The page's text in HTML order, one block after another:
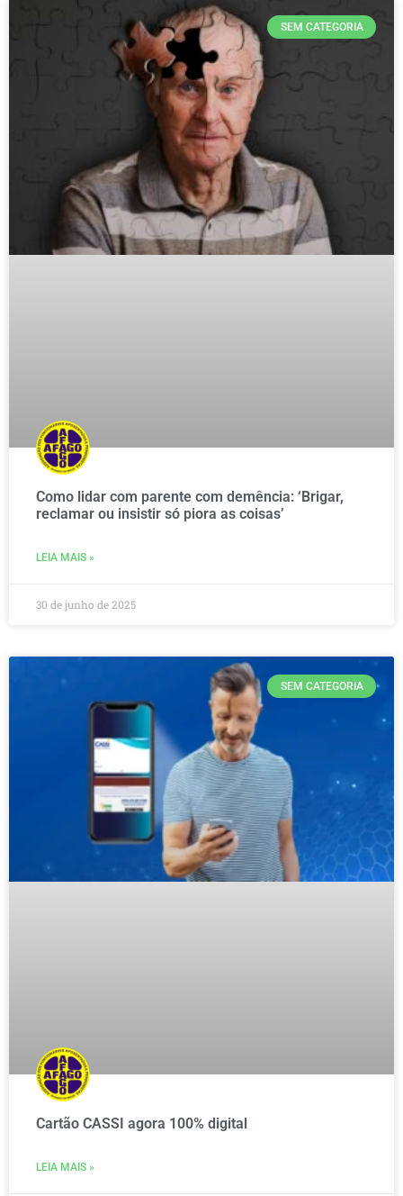
SEM CATEGORIA
Como lidar com parente com demência: ‘Brigar,
reclamar ou insistir só piora as coisas’
LEIA MAIS »
30 de junho de 2025
SEM CATEGORIA
Cartão CASSI agora 100% digital
LEIA MAIS »